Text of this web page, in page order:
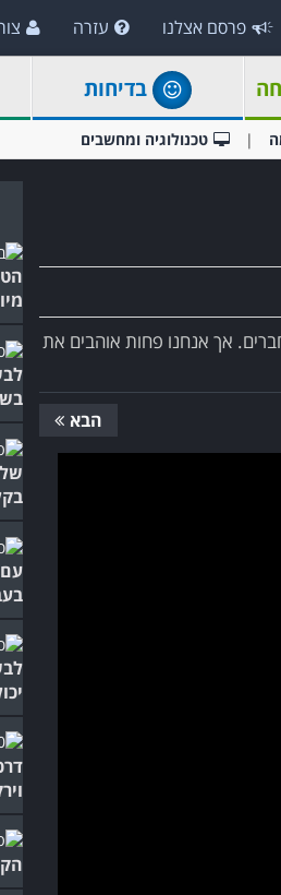
פרסם אצלנו עזרה
בדיחות
טכנולוגיה ומחשבים
אך אנחנו פחות אוהבים את
הבא